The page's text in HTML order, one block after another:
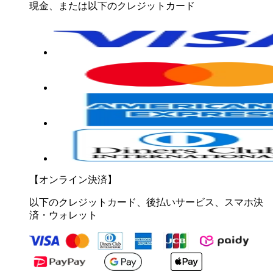
現金、または以下のクレジットカード
【オンライン決済】
以下のクレジットカード、後払いサービス、スマホ決
済・ウォレット